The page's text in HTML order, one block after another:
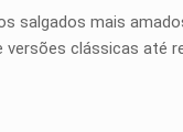
salgados mais
clássicas